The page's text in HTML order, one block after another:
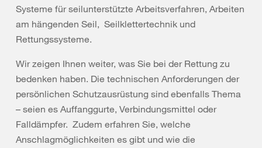
Systeme für seilunterstützte Arbeitsverfahren, Arbeiten
am hängenden Seil, Seilklettertechnik und
Rettungssysteme.
Wir zeigen Ihnen weiter, was Sie bei der Rettung zu
bedenken haben. Die technischen Anforderungen der
persönlichen Schutzausrüstung sind ebenfalls Thema
– seien es Auffanggurte, Verbindungsmittel oder
Falldämpfer. Zudem erfahren Sie, welche
Anschlagmöglichkeiten es gibt und wie die